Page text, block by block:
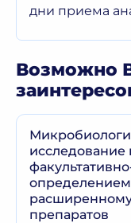
дни приема
Возможно
исследование
определением
препаратов